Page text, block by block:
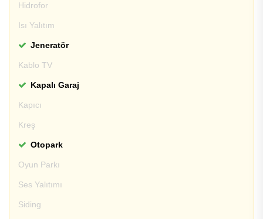
Hidrofor
Isı Yalıtım
Jeneratör
Kablo TV
Kapalı Garaj
Kapıcı
Kreş
Otopark
Oyun Parkı
Ses Yalıtımı
Siding